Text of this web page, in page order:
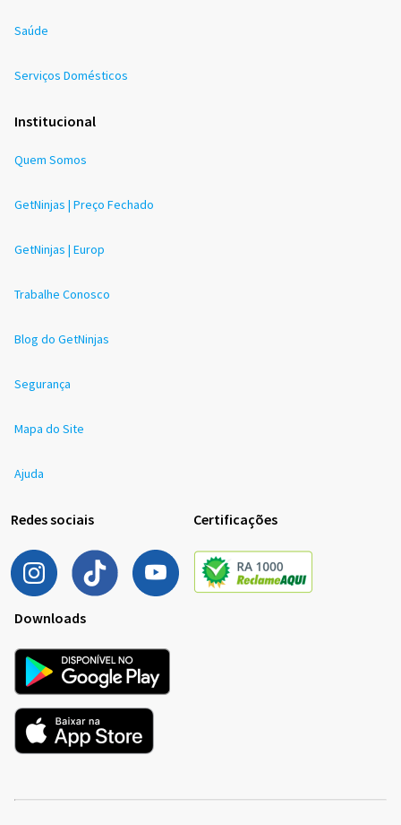
Saúde
Serviços Domésticos
Institucional
Quem Somos
GetNinjas | Preço Fechado
GetNinjas | Europ
Trabalhe Conosco
Blog do GetNinjas
Segurança
Mapa do Site
Ajuda
Redes sociais Certificações
Downloads